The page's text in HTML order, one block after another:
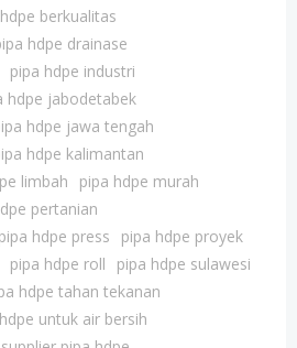
berkualitas
hdpe drainase
pipa hdpe industri
hdpe jabodetabek
hdpe jawa tengah
hdpe kalimantan
limbah
pipa hdpe murah
pertanian
pipa hdpe press
pipa hdpe proyek
pipa hdpe roll
pipa hdpe sulawesi
hdpe tahan tekanan
untuk air bersih